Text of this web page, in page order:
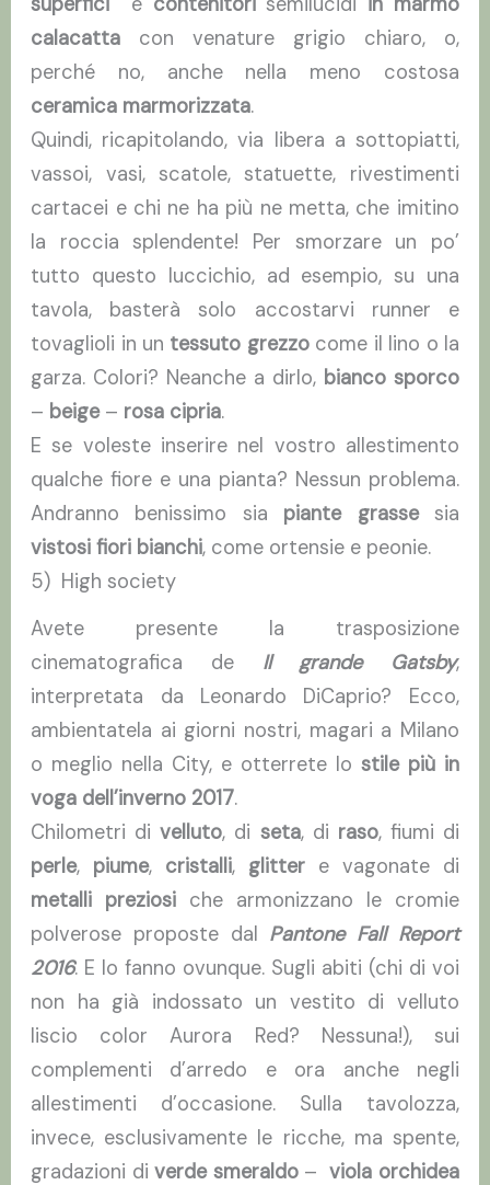
calacatta con venature grigio chiaro, o,
perché no, anche nella meno costosa
ceramica marmorizzata.
Quindi, ricapitolando, via libera a sottopiatti,
vassoi, vasi, scatole, statuette, rivestimenti
cartacei e chi ne ha più ne metta, che imitino
la roccia splendente! Per smorzare un po’
tutto questo luccichio, ad esempio, su una
tavola, basterà solo accostarvi runner e
tovaglioli in un tessuto grezzocome il lino o la
garza. Colori? Neanche a dirlo, bianco sporco
– beige – rosa cipria.
E se voleste inserire nel vostro allestimento
qualche fiore e una pianta? Nessun problema.
Andranno benissimo sia piante grassesia
vistosi fiori bianchi, come ortensie e peonie.
5) High society
Avete presente la trasposizione
cinematografica de Il grande Gatsby,
interpretata da Leonardo DiCaprio? Ecco,
ambientatela ai giorni nostri, magari a Milano
o meglio nella City, e otterrete lo stile più in
voga dell’inverno 2017.
Chilometri divelluto, di seta, di raso, fiumi di
perle, piume, cristalli, glitter e vagonate di
metalli preziosi che armonizzano le cromie
polverose proposte dal Pantone Fall Report
2016. E lo fanno ovunque. Sugli abiti (chi di voi
non ha già indossato un vestito di velluto
liscio color Aurora Red? Nessuna!), sui
complementi d’arredo e ora anche negli
allestimenti d’occasione. Sulla tavolozza,
invece, esclusivamente le ricche, ma spente,
gradazioni diverde smeraldo–viola orchidea